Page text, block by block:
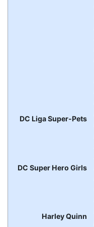
DC Liga Super-Pets
DC Super Hero Girls
Harley Quinn